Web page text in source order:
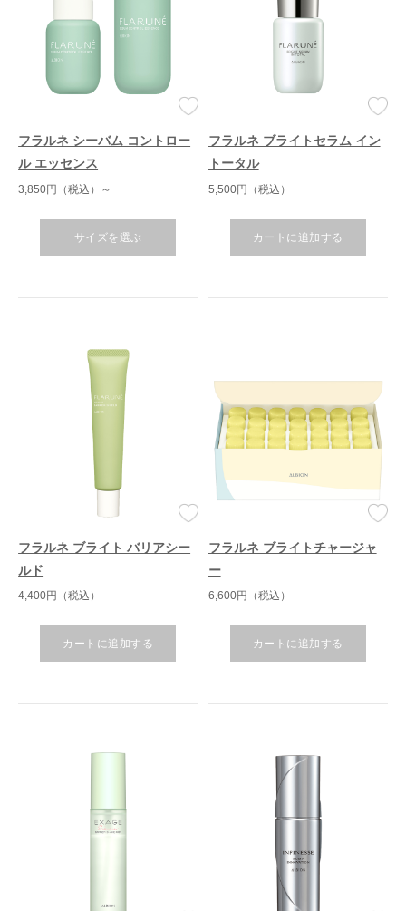
フラルネ シーバム コントロー
ル エッセンス
3,850円（税込）～
サイズを選ぶ
フラルネ ブライトセラム イン
トータル
5,500円（税込）
カートに追加する
フラルネ ブライト バリアシー
ルド
4,400円（税込）
カートに追加する
フラルネ ブライトチャージャ
ー
6,600円（税込）
カートに追加する